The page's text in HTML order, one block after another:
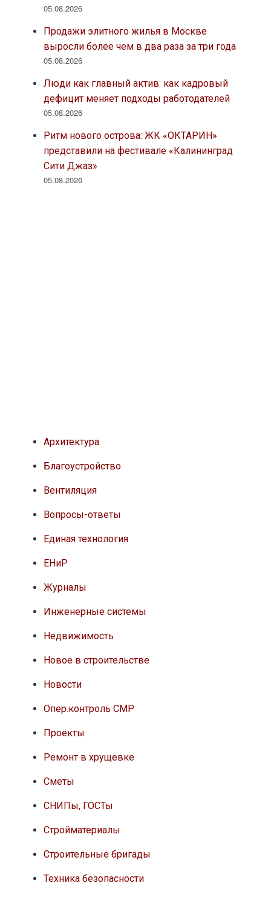
05.08.2026
Продажи элитного жилья в Москве
выросли более чем в два раза за три года
05.08.2026
Люди как главный актив: как кадровый
дефицит меняет подходы работодателей
05.08.2026
Ритм нового острова: ЖК «ОКТАРИН»
представили на фестивале «Калининград
Сити Джаз»
05.08.2026
Архитектура
Благоустройство
Вентиляция
Вопросы-ответы
Единая технология
ЕНиР
Журналы
Инженерные системы
Недвижимость
Новое в строительстве
Новости
Опер.контроль СМР
Проекты
Ремонт в хрущевке
Сметы
СНИПы, ГОСТы
Стройматериалы
Строительные бригады
Техника безопасности